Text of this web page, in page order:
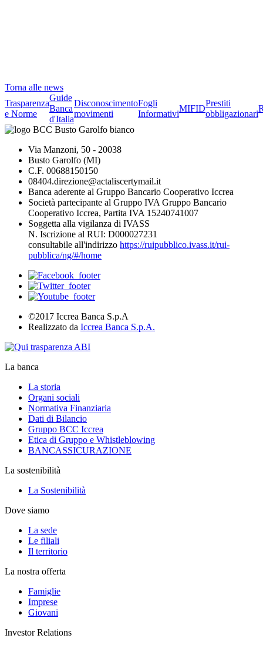
Torna alle news
Trasparenza
e Norme
Guide
Banca
d'Italia
Disconoscimento
movimenti
Fogli
Informativi
MIFID
Prestiti
obbligazionari
Via Manzoni, 50 - 20038
Busto Garolfo (MI)
C.F. 00688150150
08404.direzione@actaliscertymail.it
Banca aderente al Gruppo Bancario Cooperativo Iccrea
Società partecipante al Gruppo IVA Gruppo Bancario
Cooperativo Iccrea, Partita IVA 15240741007
Soggetta alla vigilanza di IVASS
N. Iscrizione al RUI: D000027231
consultabile all'indirizzo https://ruipubblico.ivass.it/rui-
pubblica/ng/#/home
©2017 Iccrea Banca S.p.A
Realizzato da Iccrea Banca S.p.A.
La banca
La storia
Organi sociali
Normativa Finanziaria
Dati di Bilancio
Gruppo BCC Iccrea
Etica di Gruppo e Whistleblowing
BANCASSICURAZIONE
La sostenibilità
La Sostenibilità
Dove siamo
La sede
Le filiali
Il territorio
La nostra offerta
Famiglie
Imprese
Giovani
Investor Relations